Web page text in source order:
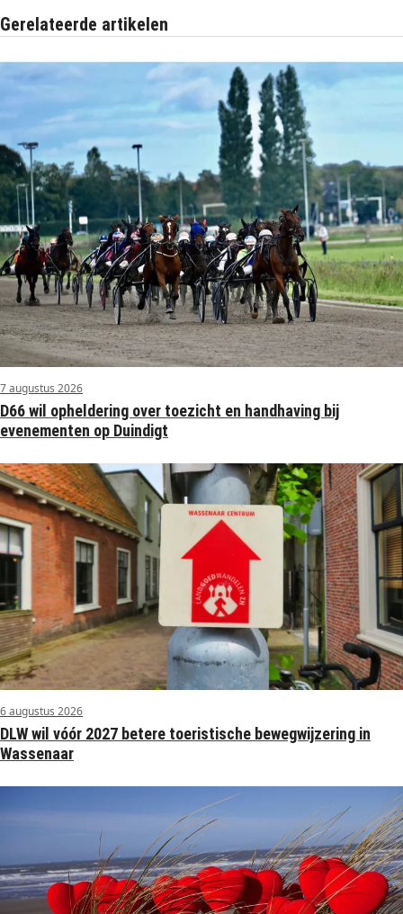
Gerelateerde artikelen
7 augustus 2026
D66 wil opheldering over toezicht en handhaving bij
evenementen op Duindigt
6 augustus 2026
DLW wil vóór 2027 betere toeristische bewegwijzering in
Wassenaar